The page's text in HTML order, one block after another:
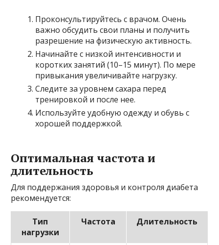
Проконсультируйтесь с врачом. Очень
важно обсудить свои планы и получить
разрешение на физическую активность.
Начинайте с низкой интенсивности и
коротких занятий (10–15 минут). По мере
привыкания увеличивайте нагрузку.
Следите за уровнем сахара перед
тренировкой и после нее.
Используйте удобную одежду и обувь с
хорошей поддержкой.
Оптимальная частота и
длительность
Для поддержания здоровья и контроля диабета
рекомендуется:
Тип
нагрузки
Частота Длительность